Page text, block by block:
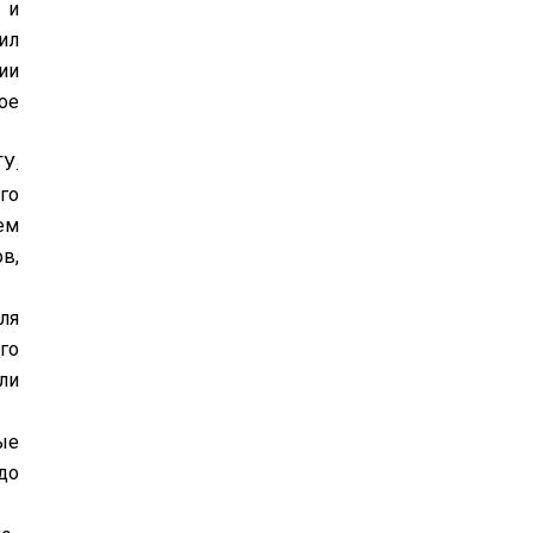
и